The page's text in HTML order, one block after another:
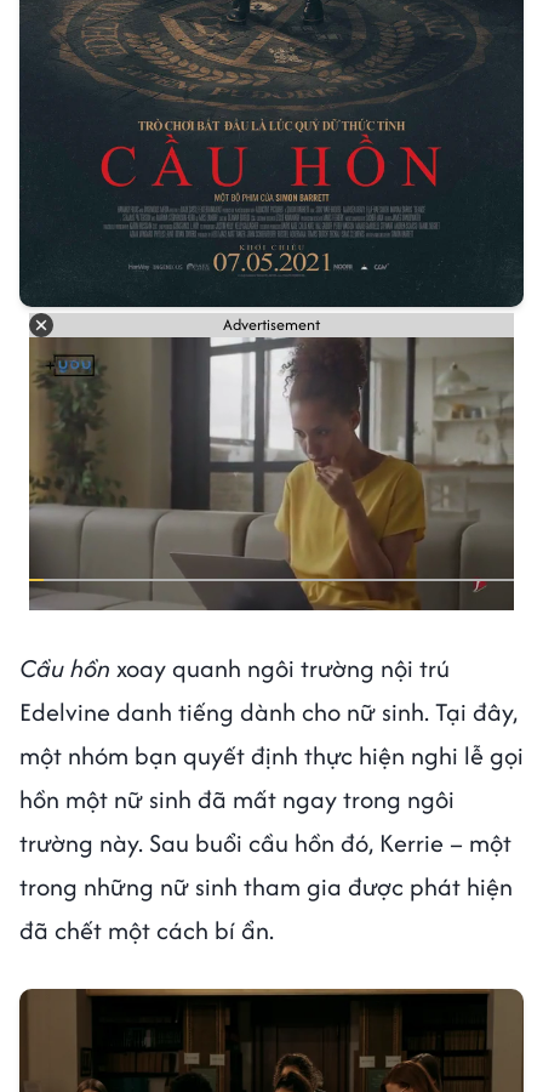
Advertisement
Cầu hồn xoay quanh ngôi trường nội trú
Edelvine danh tiếng dành cho nữ sinh. Tại đây,
một nhóm bạn quyết định thực hiện nghi lễ gọi
hồn một nữ sinh đã mất ngay trong ngôi
trường này. Sau buổi cầu hồn đó, Kerrie – một
trong những nữ sinh tham gia được phát hiện
đã chết một cách bí ẩn.